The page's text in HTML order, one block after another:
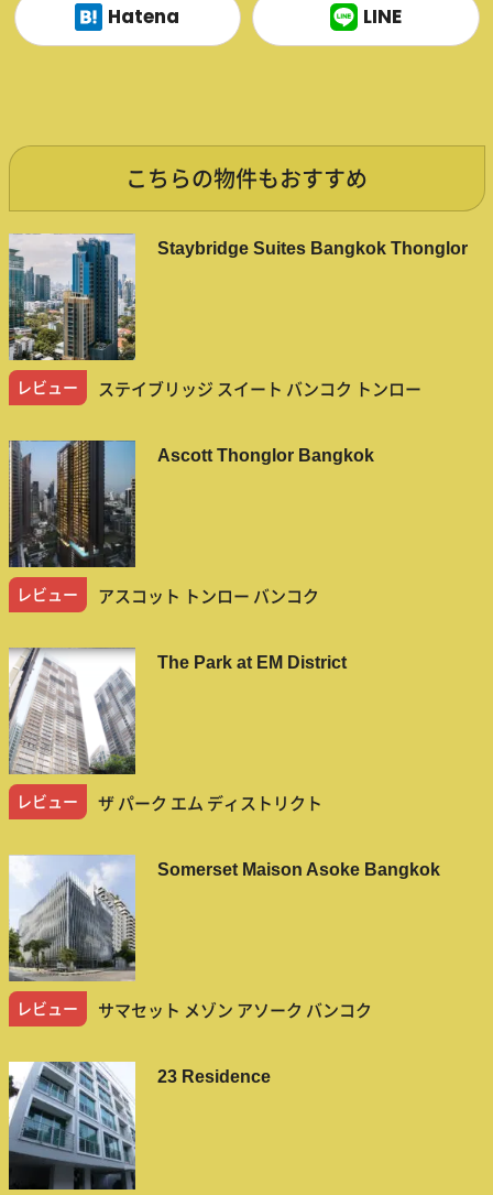
Hatena LINE
こちらの物件もおすすめ
Staybridge Suites Bangkok Thonglor
レビュー ステイブリッジ スイート バンコク トンロー
Ascott Thonglor Bangkok
レビュー アスコット トンロー バンコク
The Park at EM District
レビュー ザ パーク エム ディストリクト
Somerset Maison Asoke Bangkok
レビュー サマセット メゾン アソーク バンコク
23 Residence